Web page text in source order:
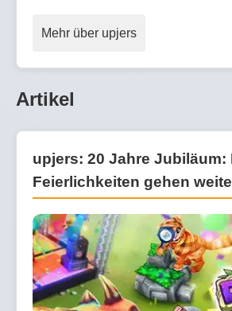
Mehr über upjers
Artikel
upjers: 20 Jahre Jubiläum:
Feierlichkeiten gehen